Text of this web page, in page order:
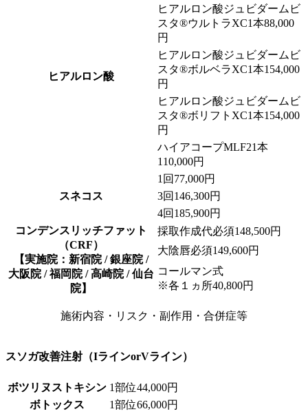
ヒアルロン酸
ヒアルロン酸ジュビダームビ
スタ®ウルトラXC1本88,000
円
ヒアルロン酸ジュビダームビ
スタ®ボルベラXC1本154,000
円
ヒアルロン酸ジュビダームビ
スタ®ボリフトXC1本154,000
円
ハイアコープMLF21本
110,000円
スネコス
1回 77,000円
3回 146,300円
4回 185,900円
コンデンスリッチファット
（CRF）
【実施院：新宿院 / 銀座院 /
大阪院 / 福岡院 / 高崎院 / 仙台
院】
採取作成代必須148,500円
大陰唇必須149,600円
コールマン式
※各１ヵ所40,800円
施術内容・リスク・副作用・合併症等
スソガ改善注射（IラインorVライン）
ボツリヌストキシン 1部位44,000円
ボトックス
1部位66,000円